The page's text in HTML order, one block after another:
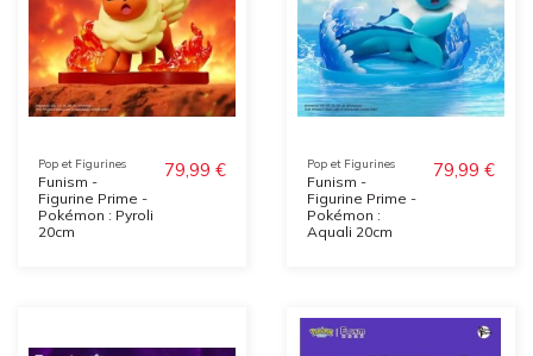
Pop et Figurines
Funism -
Figurine Prime -
Pokémon : Pyroli
20cm
79,99 € Pop et Figurines
Funism -
Figurine Prime -
Pokémon :
Aquali 20cm
79,99 €